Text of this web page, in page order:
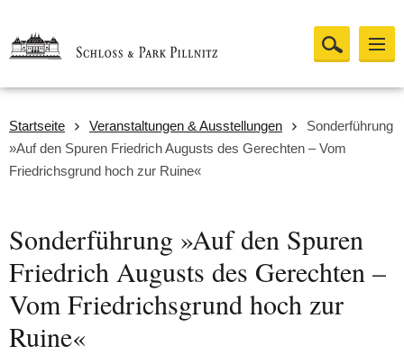
Startseite Veranstaltungen & Ausstellungen
Sonderführung
»Auf den Spuren Friedrich Augusts des Gerechten – Vom
Friedrichsgrund hoch zur Ruine«
Sonderführung »Auf den Spuren
Friedrich Augusts des Gerechten –
Vom Friedrichsgrund hoch zur
Ruine«